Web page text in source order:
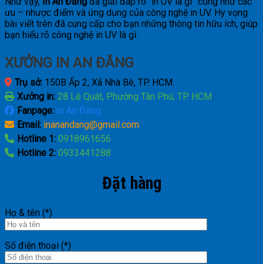
ưu – nhược điểm và ứng dụng của công nghệ in UV. Hy vọng
bài viết trên đã cung cấp cho bạn những thông tin hữu ích, giúp
bạn hiểu rõ công nghệ in UV là gì.
XƯỞNG IN AN ĐĂNG
Trụ sở: 150B Ấp 2, Xã Nhà Bè, TP. HCM.
Xưởng in: 28 Lê Quát, Phường Tân Phú, TP. HCM.
Fanpage: In An Đăng
Email: inanandang@gmail.com
Hotline 1: 0918961656
Hotline 2: 0933441288
Đặt hàng
Họ & tên (*)
Số điện thoại (*)